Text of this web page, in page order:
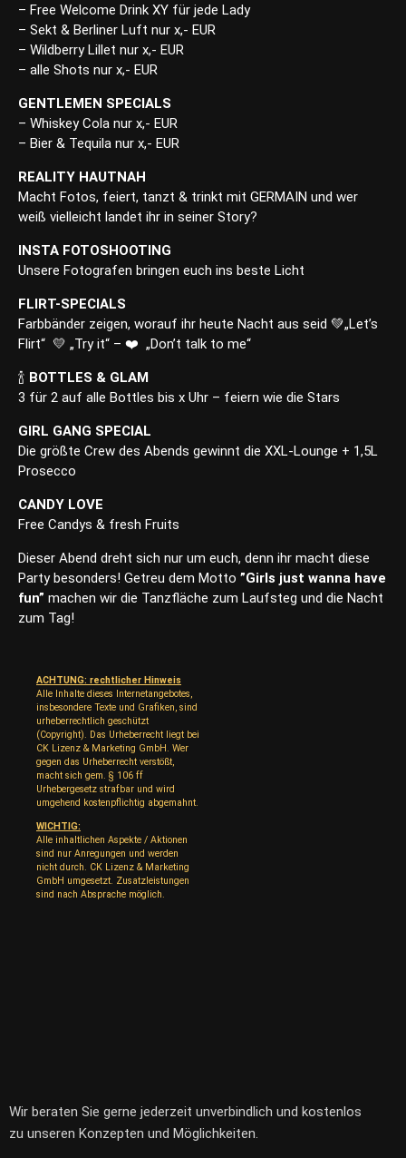
– Free Welcome Drink XY für jede Lady
– Sekt & Berliner Luft nur x,- EUR
– Wildberry Lillet nur x,- EUR
– alle Shots nur x,- EUR
GENTLEMEN SPECIALS
– Whiskey Cola nur x,- EUR
– Bier & Tequila nur x,- EUR
REALITY HAUTNAH
Macht Fotos, feiert, tanzt & trinkt mit GERMAIN und wer
weiß vielleicht landet ihr in seiner Story?
INSTA FOTOSHOOTING
Unsere Fotografen bringen euch ins beste Licht
FLIRT-SPECIALS
Farbbänder zeigen, worauf ihr heute Nacht aus seid 💚„Let’s
Flirt“ 💛 „Try it“ – ❤️ „Don’t talk to me“
🍾 BOTTLES & GLAM
3 für 2 auf alle Bottles bis x Uhr – feiern wie die Stars
GIRL GANG SPECIAL
Die größte Crew des Abends gewinnt die XXL-Lounge + 1,5L
Prosecco
CANDY LOVE
Free Candys & fresh Fruits
Dieser Abend dreht sich nur um euch, denn ihr macht diese
Party besonders! Getreu dem Motto ”Girls just wanna have
fun” machen wir die Tanzfläche zum Laufsteg und die Nacht
zum Tag!
ACHTUNG: rechtlicher Hinweis
Alle Inhalte dieses Internetangebotes,
insbesondere Texte und Grafiken, sind
urheberrechtlich geschützt
(Copyright). Das Urheberrecht liegt bei
CK Lizenz & Marketing GmbH. Wer
gegen das Urheberrecht verstößt,
macht sich gem. § 106 ff
Urhebergesetz strafbar und wird
umgehend kostenpflichtig abgemahnt.
WICHTIG:
Alle inhaltlichen Aspekte / Aktionen
sind nur Anregungen und werden
nicht durch. CK Lizenz & Marketing
GmbH umgesetzt. Zusatzleistungen
sind nach Absprache möglich.
Wir beraten Sie gerne jederzeit unverbindlich und kostenlos
zu unseren Konzepten und Möglichkeiten.